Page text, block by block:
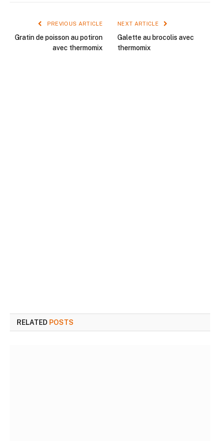
PREVIOUS ARTICLE
Gratin de poisson au potiron
avec thermomix
NEXT ARTICLE
Galette au brocolis avec
thermomix
RELATED POSTS